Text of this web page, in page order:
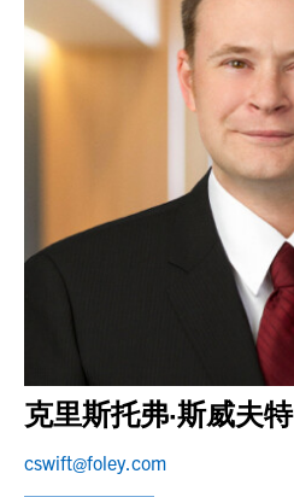
克里斯托弗·斯威夫特
cswift@foley.com